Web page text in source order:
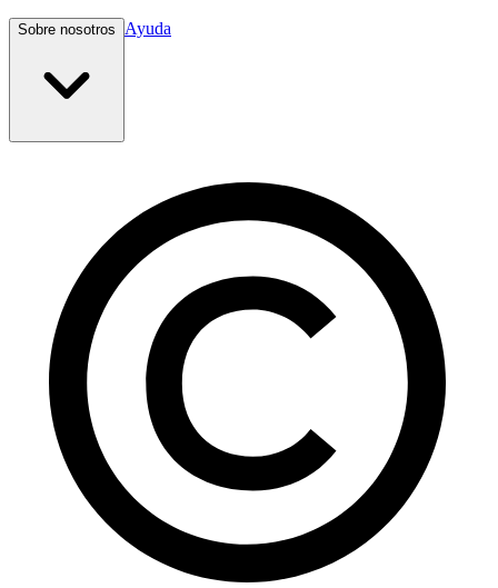
Sobre nosotros Ayuda